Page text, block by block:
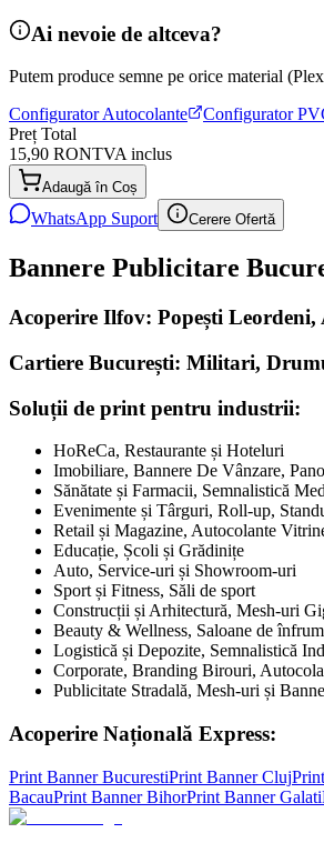
Ai nevoie de altceva?
Putem produce semne pe orice material
Configurator Autocolante
Configurator
Preț Total
15,90 RONTVA inclus
Adaugă în Coș
WhatsApp Suport Cerere Ofertă
Bannere Publicitare
Acoperire Ilfov: Popești
Cartiere București: Militari,
Soluții de print pentru industrii:
HoReCa, Restaurante și Hoteluri
Imobiliare, Bannere De Vânzare,
Sănătate și Farmacii, Semnalistică
Evenimente și Târguri, Roll-up,
Retail și Magazine, Autocolante
Educație, Școli și Grădinițe
Auto, Service-uri și Showroom-uri
Sport și Fitness, Săli de sport
Construcții și Arhitectură, Mesh-uri
Beauty & Wellness, Saloane de
Logistică și Depozite, Semnalistică
Corporate, Branding Birouri,
Publicitate Stradală, Mesh-uri și
Acoperire Națională Express:
Print BannerBucurestiPrint BannerCluj
BacauPrint BannerBihorPrint BannerGalati